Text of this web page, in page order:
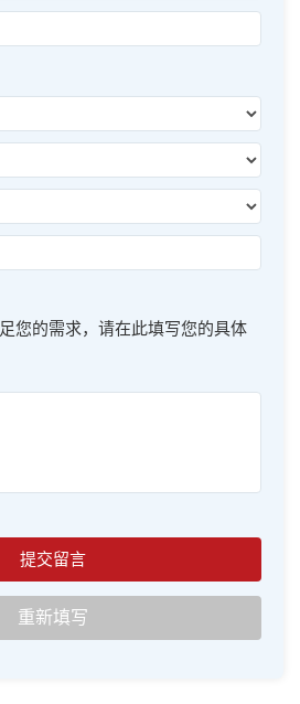
您的需求，请在此填写您的具体